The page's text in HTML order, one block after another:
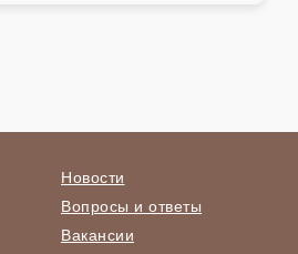
Новости
Вопросы и ответы
Вакансии